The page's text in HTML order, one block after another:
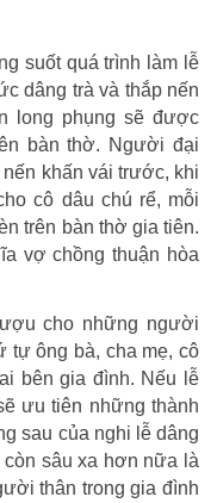
suốt quá trình làm lễ
dâng trà và thắp nến
long phụng sẽ được
bàn thờ. Người đại
khấn vái trước, khi
cô dâu chú rể, mỗi
trên bàn thờ gia tiên.
vợ chồng thuận hòa
cho những người
tự ông bà, cha mẹ, cô
bên gia đình. Nếu lễ
ưu tiên những thành
sau của nghi lễ dâng
sâu xa hơn nữa là
thân trong gia đình